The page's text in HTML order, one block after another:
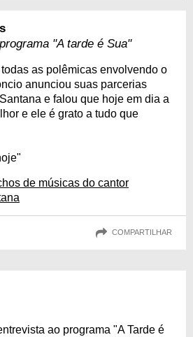
"A tarde é Sua"
as polêmicas envolvendo o
anunciou suas parcerias
e falou que hoje em dia a
e ele é grato a tudo que
de músicas do cantor
COMPARTILHAR
ao programa "A Tarde é